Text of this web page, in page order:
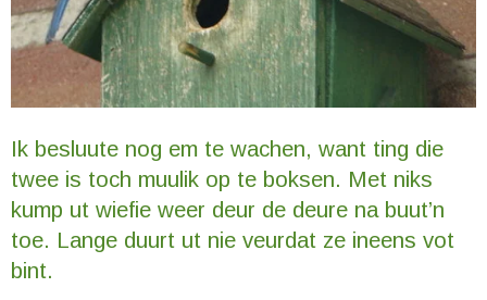
Ik besluute nog em te wachen, want ting die
twee is toch muulik op te boksen. Met niks
kump ut wiefie weer deur de deure na buut’n
toe. Lange duurt ut nie veurdat ze ineens vot
bint.